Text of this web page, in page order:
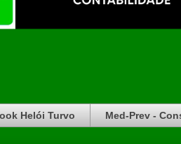
Helói Turvo Med-Prev -